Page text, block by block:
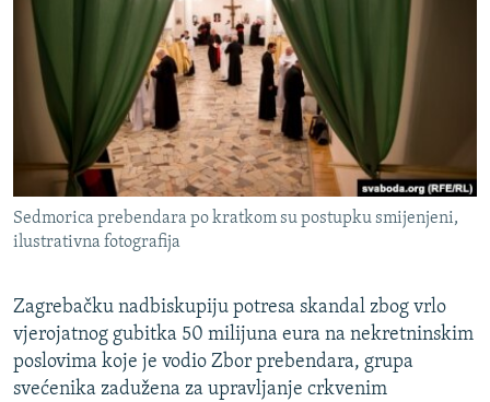
ISPRIČAJ MI
DNEVNO@RSE
SPECIJALI RSE
VIŠE OD NASLOVA
GENOCID U SREBRENICI
POPLAVE I KLIZIŠTA U BIH 2024.
POST SCRIPTUM
MOJA EVROPA
TRI DECENIJE OD RATA U BIH
PRATITE NAS
Sedmorica prebendara po kratkom su postupku smijenjeni,
ilustrativna fotografija
Zagrebačku nadbiskupiju potresa skandal zbog vrlo
vjerojatnog gubitka 50 milijuna eura na nekretninskim
poslovima koje je vodio Zbor prebendara, grupa
svećenika zadužena za upravljanje crkvenim